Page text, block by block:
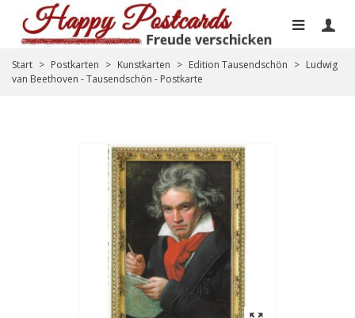
Start > Postkarten > Kunstkarten > Edition Tausendschön > Ludwig
van Beethoven - Tausendschön - Postkarte